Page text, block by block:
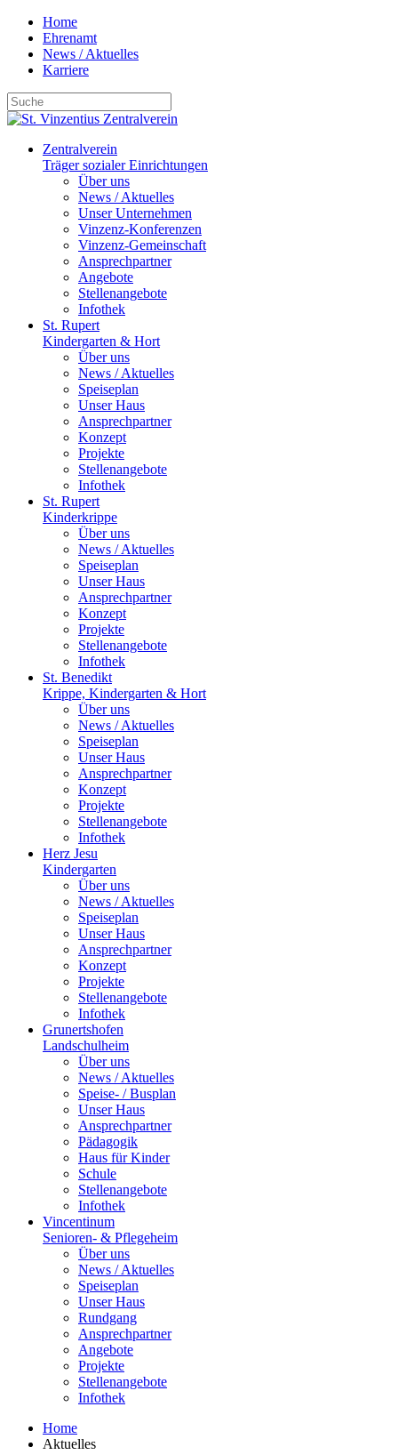
Home
Ehrenamt
News / Aktuelles
Karriere
Zentralverein
Träger sozialer Einrichtungen
Über uns
News / Aktuelles
Unser Unternehmen
Vinzenz-Konferenzen
Vinzenz-Gemeinschaft
Ansprechpartner
Angebote
Stellenangebote
Infothek
St. Rupert
Kindergarten & Hort
Über uns
News / Aktuelles
Speiseplan
Unser Haus
Ansprechpartner
Konzept
Projekte
Stellenangebote
Infothek
St. Rupert
Kinderkrippe
Über uns
News / Aktuelles
Speiseplan
Unser Haus
Ansprechpartner
Konzept
Projekte
Stellenangebote
Infothek
St. Benedikt
Krippe, Kindergarten & Hort
Über uns
News / Aktuelles
Speiseplan
Unser Haus
Ansprechpartner
Konzept
Projekte
Stellenangebote
Infothek
Herz Jesu
Kindergarten
Über uns
News / Aktuelles
Speiseplan
Unser Haus
Ansprechpartner
Konzept
Projekte
Stellenangebote
Infothek
Grunertshofen
Landschulheim
Über uns
News / Aktuelles
Speise- / Busplan
Unser Haus
Ansprechpartner
Pädagogik
Haus für Kinder
Schule
Stellenangebote
Infothek
Vincentinum
Senioren- & Pflegeheim
Über uns
News / Aktuelles
Speiseplan
Unser Haus
Rundgang
Ansprechpartner
Angebote
Projekte
Stellenangebote
Infothek
Home
Aktuelles